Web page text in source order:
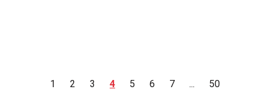
1 2 3 4 5 6 7 ... 50